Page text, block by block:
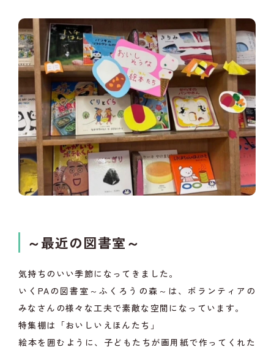
～最近の図書室～
気持ちのいい季節になってきました。
いくPAの図書室～ふくろうの森～は、ボランティアの
みなさんの様々な工夫で素敵な空間になっています。
特集棚は「おいしいえほんたち」
絵本を囲むように、子どもたちが画用紙で作ってくれた